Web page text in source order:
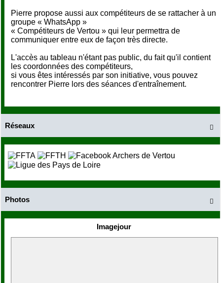
Pierre propose aussi aux compétiteurs de se rattacher à un
groupe « WhatsApp »
« Compétiteurs de Vertou » qui leur permettra de
communiquer entre eux de façon très directe.
L'accès au tableau n'étant pas public, du fait qu'il contient
les coordonnées des compétiteurs,
si vous êtes intéressés par son initiative, vous pouvez
rencontrer Pierre lors des séances d'entraînement.

Réseaux

Photos
Imagejour